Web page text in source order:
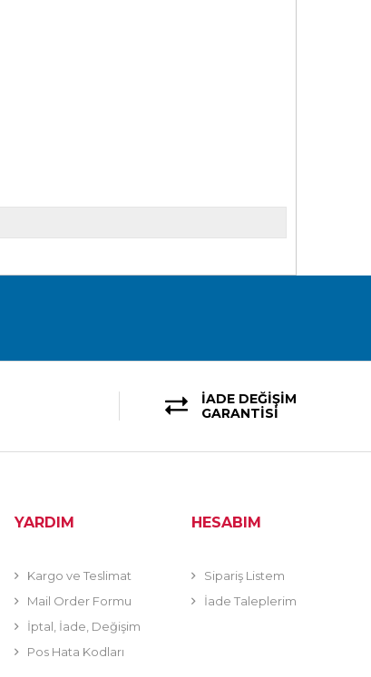
İADE DEĞİŞİM
GARANTİSİ
YARDIM
Kargo ve Teslimat
Mail Order Formu
İptal, İade, Değişim
Pos Hata Kodları
HESABIM
Sipariş Listem
İade Taleplerim